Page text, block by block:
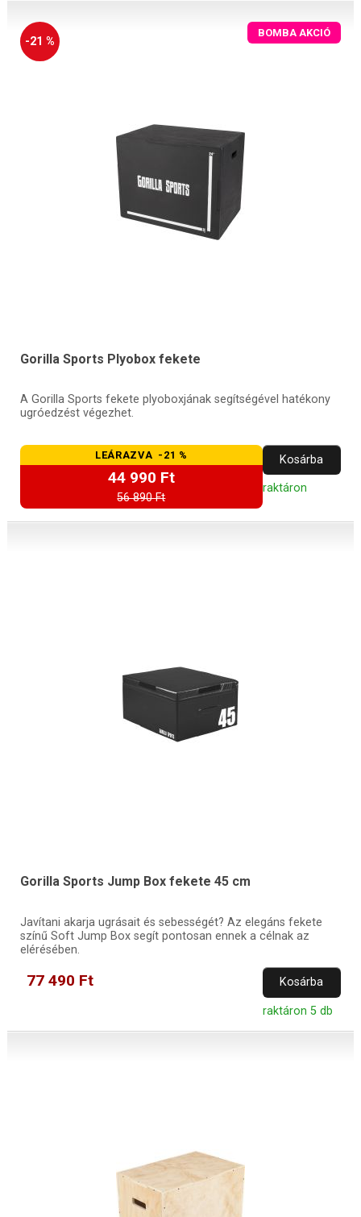
-21 %
BOMBA AKCIÓ
Gorilla Sports Plyobox fekete
A Gorilla Sports fekete plyoboxjának segítségével hatékony
ugróedzést végezhet.
LEÁRAZVA -21 %
44 990 Ft
56 890 Ft
Kosárba
raktáron
Gorilla Sports Jump Box fekete 45 cm
Javítani akarja ugrásait és sebességét? Az elegáns fekete
színű Soft Jump Box segít pontosan ennek a célnak az
elérésében.
77 490 Ft Kosárba
raktáron 5 db